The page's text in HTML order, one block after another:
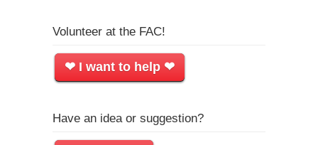
Volunteer at the FAC!
❤ I want to help ❤
Have an idea or suggestion?